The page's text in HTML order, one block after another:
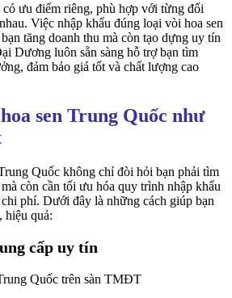
ưu điểm riêng, phù hợp với từng đối
Việc nhập khẩu đúng loại vòi hoa sen
tăng doanh thu mà còn tạo dựng uy tín
Dương luôn sẵn sàng hỗ trợ bạn tìm
đảm bảo giá tốt và chất lượng cao
sen Trung Quốc như
Quốc không chỉ đòi hỏi bạn phải tìm
còn cần tối ưu hóa quy trình nhập khẩu
phí. Dưới đây là những cách giúp bạn
hiệu quả:
cấp uy tín